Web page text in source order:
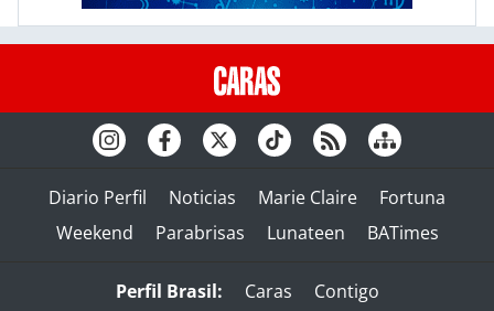
Diario Perfil Noticias Marie Claire
Fortuna
Weekend
Parabrisas Lunateen BATimes
Perfil Brasil: Caras
Contigo